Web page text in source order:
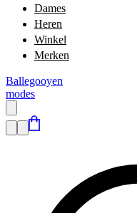
Dames
Heren
Winkel
Merken
Ballegooyen
modes